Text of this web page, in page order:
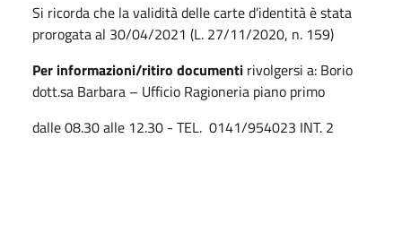
Si ricorda che la validità delle carte d’identità è stata
prorogata al 30/04/2021 (L. 27/11/2020, n. 159)
Per informazioni/ritiro documenti rivolgersi a: Borio
dott.sa Barbara – Ufficio Ragioneria piano primo
dalle 08.30 alle 12.30 - TEL. 0141/954023 INT. 2